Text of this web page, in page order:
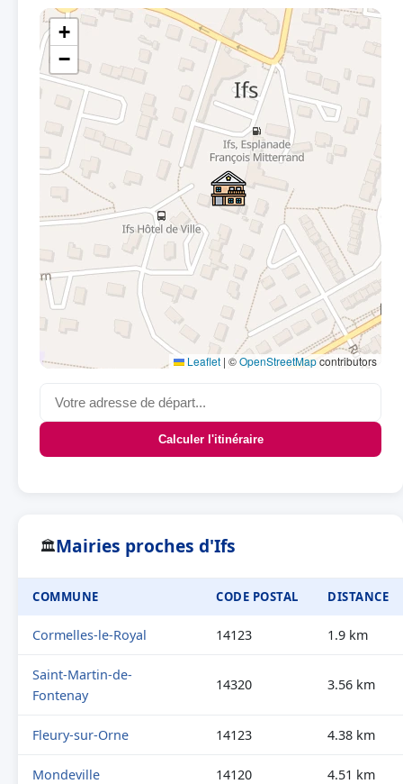
+
−
Leaflet | ©OpenStreetMapcontributors
Calculer l'itinéraire
🏛Mairies proches d'Ifs
COMMUNE CODE POSTAL DISTANCE
Cormelles-le-Royal 14123 1.9 km
Saint-Martin-de-
Fontenay
14320 3.56 km
Fleury-sur-Orne 14123 4.38 km
Mondeville 14120 4.51 km